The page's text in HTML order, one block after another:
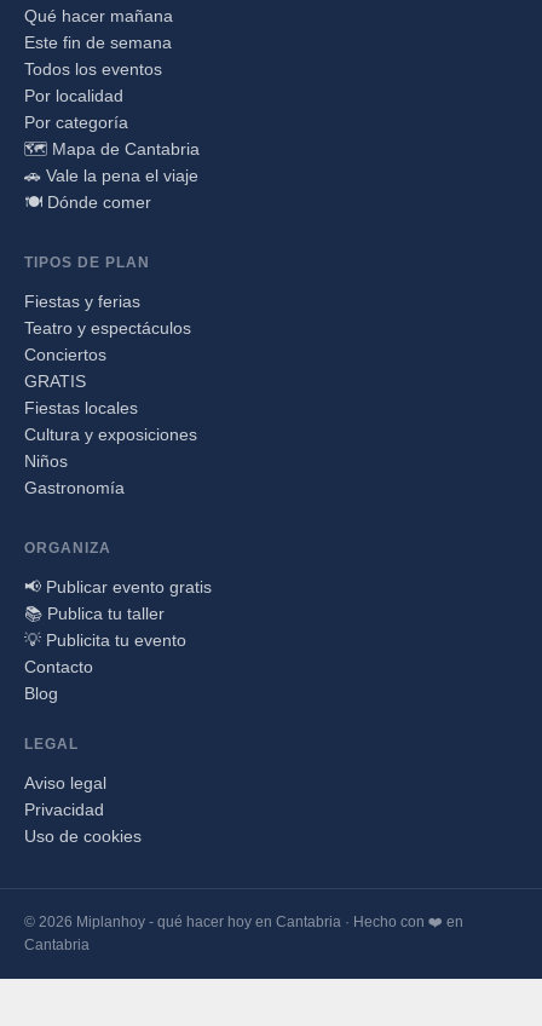
Qué hacer mañana
Este fin de semana
Todos los eventos
Por localidad
Por categoría
🗺️ Mapa de Cantabria
🚗 Vale la pena el viaje
🍽️ Dónde comer
TIPOS DE PLAN
Fiestas y ferias
Teatro y espectáculos
Conciertos
GRATIS
Fiestas locales
Cultura y exposiciones
Niños
Gastronomía
ORGANIZA
📢 Publicar evento gratis
📚 Publica tu taller
💡 Publicita tu evento
Contacto
Blog
LEGAL
Aviso legal
Privacidad
Uso de cookies
© 2026 Miplanhoy - qué hacer hoy en Cantabria · Hecho con ❤️ en
Cantabria